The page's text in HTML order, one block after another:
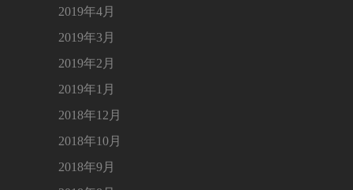
2019年4月
2019年3月
2019年2月
2019年1月
2018年12月
2018年10月
2018年9月